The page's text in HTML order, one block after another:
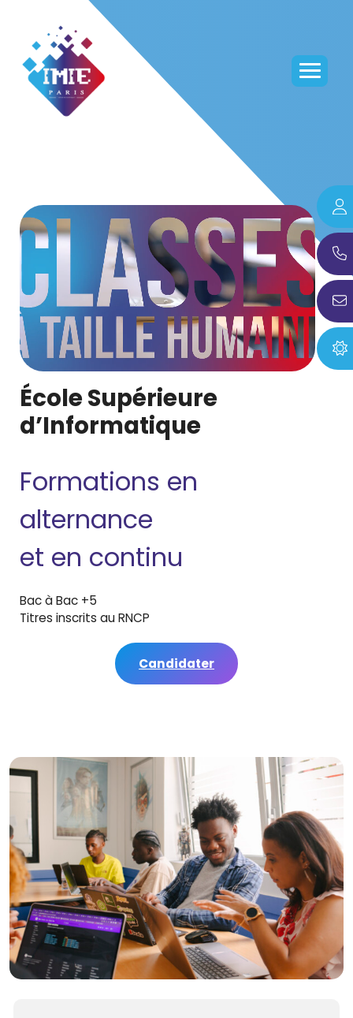
École Supérieure
d’Informatique
Formations en
alternance
et en continu
Bac à Bac +5
Titres inscrits au RNCP
Candidater